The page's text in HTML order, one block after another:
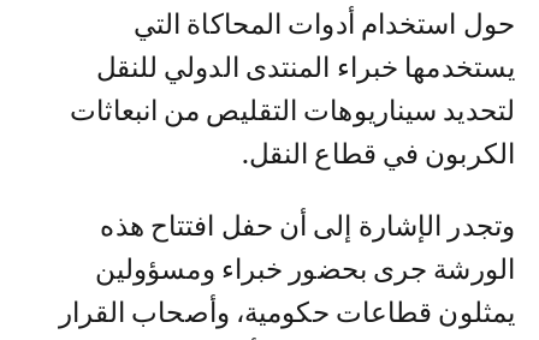
حول استخدام أدوات المحاكاة التي
يستخدمها خبراء المنتدى الدولي للنقل
لتحديد سيناريوهات التقليص من انبعاثات
الكربون في قطاع النقل.
وتجدر الإشارة إلى أن حفل افتتاح هذه
الورشة جرى بحضور خبراء ومسؤولين
يمثلون قطاعات حكومية، وأصحاب القرار